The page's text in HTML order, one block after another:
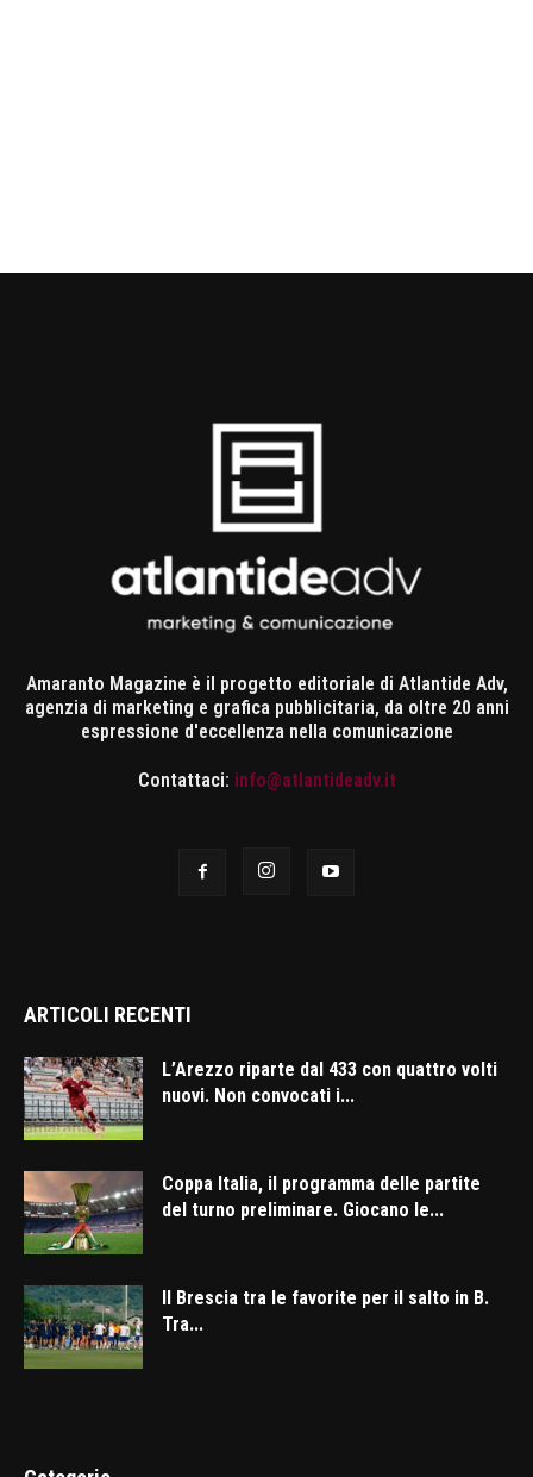
Amaranto Magazine è il progetto editoriale di Atlantide Adv,
agenzia di marketing e grafica pubblicitaria, da oltre 20 anni
espressione d'eccellenza nella comunicazione
Contattaci: info@atlantideadv.it
ARTICOLI RECENTI
L’Arezzo riparte dal 433 con quattro volti
nuovi. Non convocati i...
Coppa Italia, il programma delle partite
del turno preliminare. Giocano le...
Il Brescia tra le favorite per il salto in B.
Tra...